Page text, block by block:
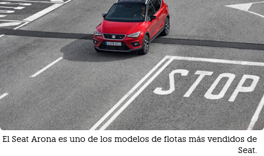
El Seat Arona es uno de los modelos de flotas más vendidos de
Seat.